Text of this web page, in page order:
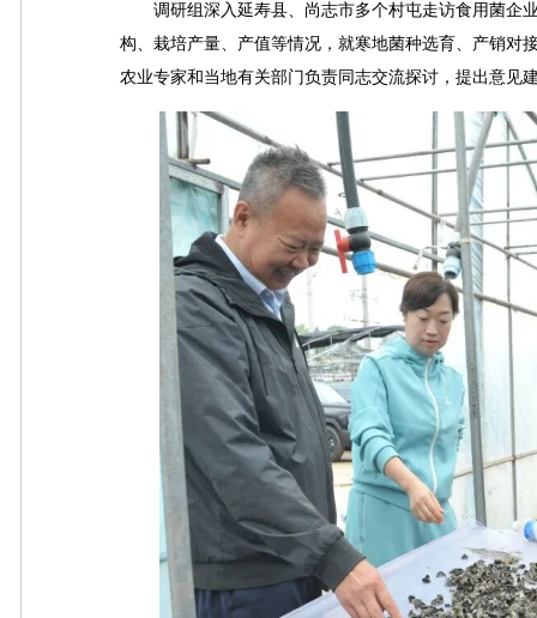
调研组深入延寿县、尚志市多个村屯走访食用菌企
构、栽培产量、产值等情况，就寒地菌种选育、产销对
农业专家和当地有关部门负责同志交流探讨，提出意见